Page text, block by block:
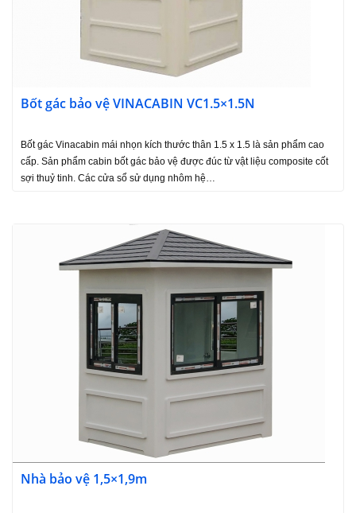
Bốt gác bảo vệ VINACABIN VC1.5×1.5N
Bốt gác Vinacabin mái nhọn kích thước thân 1.5 x 1.5 là sản phẩm cao
cấp. Sản phẩm cabin bốt gác bảo vệ được đúc từ vật liệu composite cốt
sợi thuỷ tinh. Các cửa sổ sử dụng nhôm hệ…
Nhà bảo vệ 1,5×1,9m